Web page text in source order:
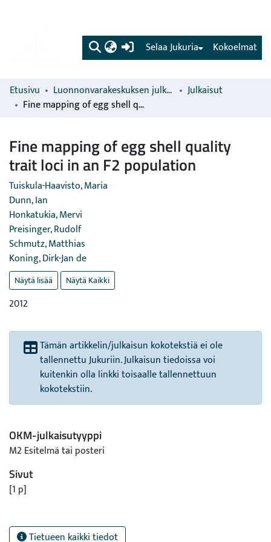
(current) Kokoelmat
Selaa Jukuria
Etusivu Luonnonvarakeskuksen julkaisut
Julkaisut
Fine mapping of egg shell quality trait loci in an F2 population
Fine mapping of egg shell quality
trait loci in an F2 population
Tuiskula-Haavisto, Maria
Dunn, Ian
Honkatukia, Mervi
Preisinger, Rudolf
Schmutz, Matthias
Koning, Dirk-Jan de
Näytä lisää Näytä Kaikki
2012
Tämän artikkelin/julkaisun kokotekstiä ei ole
tallennettu Jukuriin. Julkaisun tiedoissa voi
kuitenkin olla linkki toisaalle tallennettuun
kokotekstiin.
OKM-julkaisutyyppi
M2 Esitelmä tai posteri
Sivut
[1 p]
Tietueen kaikki tiedot